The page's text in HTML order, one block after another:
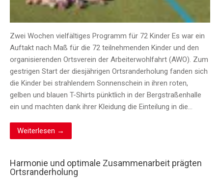
Zwei Wochen vielfältiges Programm für 72 Kinder Es war ein
Auftakt nach Maß für die 72 teilnehmenden Kinder und den
organisierenden Ortsverein der Arbeiterwohlfahrt (AWO). Zum
gestrigen Start der diesjährigen Ortsranderholung fanden sich
die Kinder bei strahlendem Sonnenschein in ihren roten,
gelben und blauen T-Shirts pünktlich in der Bergstraßenhalle
ein und machten dank ihrer Kleidung die Einteilung in die…
Weiterlesen →
Harmonie und optimale Zusammenarbeit prägten
Ortsranderholung